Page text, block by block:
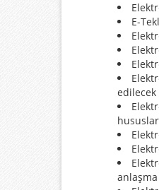
E-
hususlar